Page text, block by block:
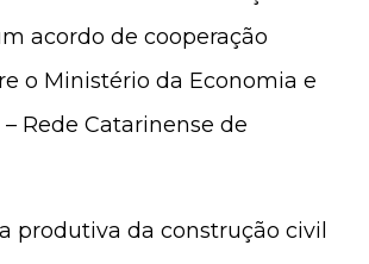
acordo de cooperação
o Ministério da Economia e
– Rede Catarinense de
produtiva da construção civil